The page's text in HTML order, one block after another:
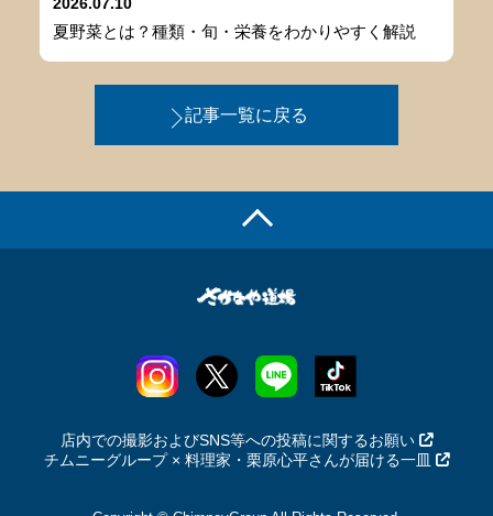
2026.07.10
夏野菜とは？種類・旬・栄養をわかりやすく解説
記事一覧に戻る
店内での撮影およびSNS等への投稿に関するお願い
チムニーグループ × 料理家・栗原心平さんが届ける一皿